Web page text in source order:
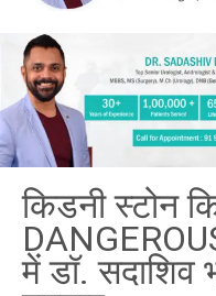
किडनी स्टोन
में डॉ. सदाशिव